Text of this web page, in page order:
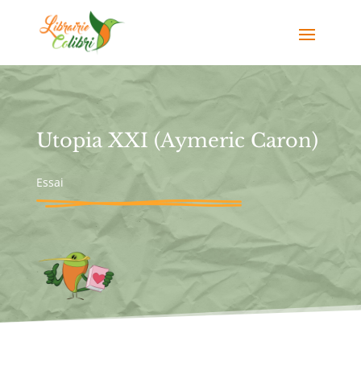
Utopia XXI (Aymeric Caron)
Essai